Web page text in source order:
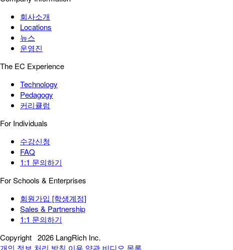
회사소개
Locations
뉴스
운영진
The EC Experience
Technology
Pedagogy
커리큘럼
For Individuals
수강신청
FAQ
1:1 문의하기
For Schools & Enterprises
회원가입 [학생계정]
Sales & Partnership
1:1 문의하기
Copyright 2026 LangRich Inc.